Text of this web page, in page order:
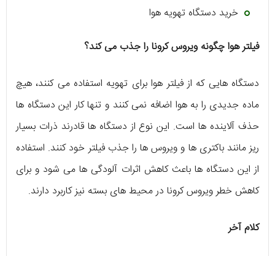
خرید دستگاه تهویه هوا
فیلتر هوا چگونه ویروس کرونا را جذب می کند؟
دستگاه هایی که از فیلتر هوا برای تهویه استفاده می کنند، هیچ
ماده جدیدی را به هوا اضافه نمی کنند و تنها کار این دستگاه ها
حذف آلاینده ها است. این نوع از دستگاه ها قادرند ذرات بسیار
ریز مانند باکتری ها و ویروس ها را جذب فیلتر خود کنند. استفاده
از این دستگاه ها باعث کاهش اثرات آلودگی ها می شود و برای
کاهش خطر ویروس کرونا در محیط های بسته نیز کاربرد دارند.
کلام آخر